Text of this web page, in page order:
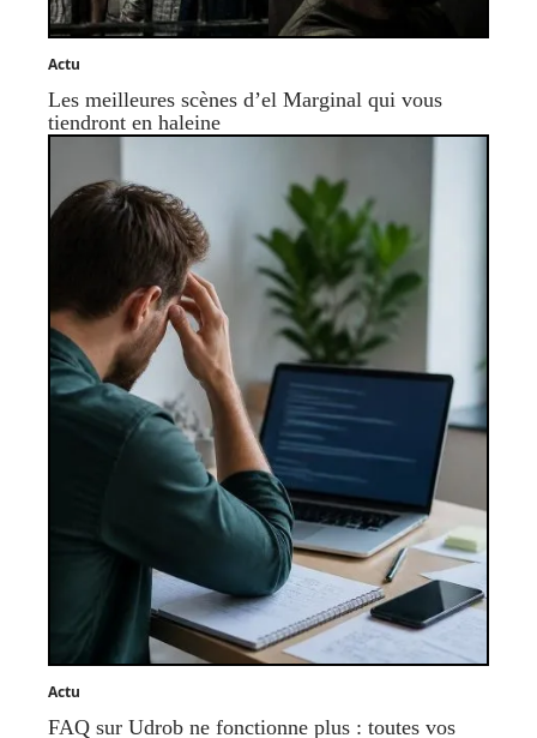
Actu
Les meilleures scènes d’el Marginal qui vous
tiendront en haleine
Actu
FAQ sur Udrob ne fonctionne plus : toutes vos